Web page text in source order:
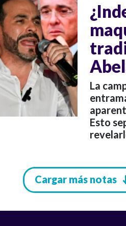
La
Esto
Cargar más notas